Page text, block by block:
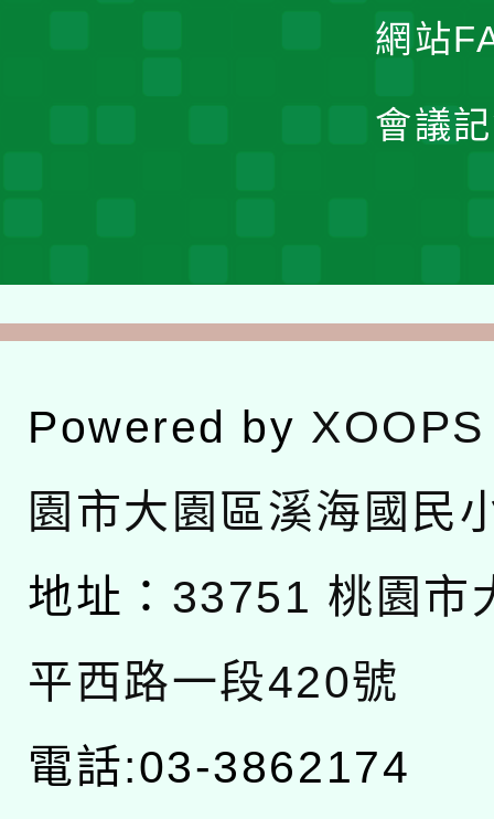
網站
會議
Powered by XOOPS
園市大園區溪海國民
地址： 33751 桃園市
平西路一段420號
電話:03-3862174